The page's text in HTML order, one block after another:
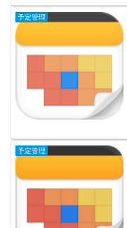
予定管理
予定管理